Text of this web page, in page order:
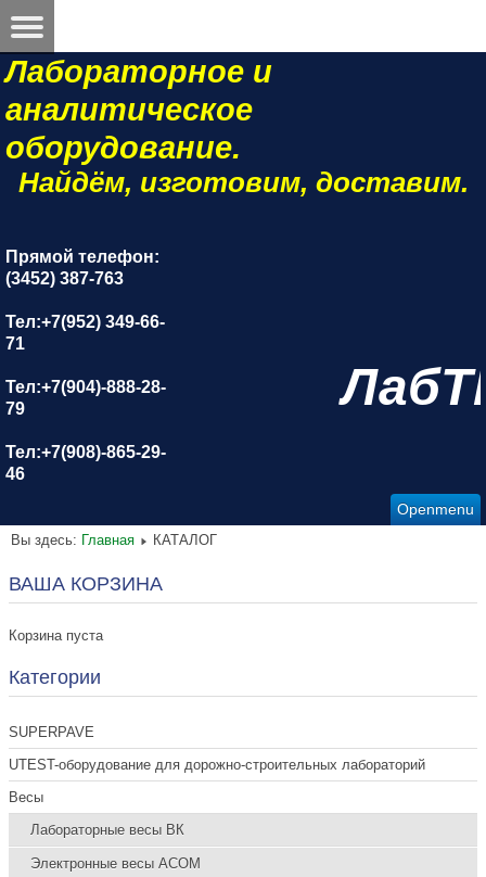
Лабораторное и
аналитическое
оборудование.
Найдём, изготовим, доставим.
Прямой телефон:
(3452) 387-763
Тел:+7(952) 349-66-
71
Тел:+7(904)-888-28-
79
Тел:+7(908)-865-29-
46
Openmenu
Вы здесь: Главная КАТАЛОГ
ВАША КОРЗИНА
Корзина пуста
Категории
SUPERPAVE
UTEST-оборудование для дорожно-строительных лабораторий
Весы
Лабораторные весы ВК
Электронные весы ACOM